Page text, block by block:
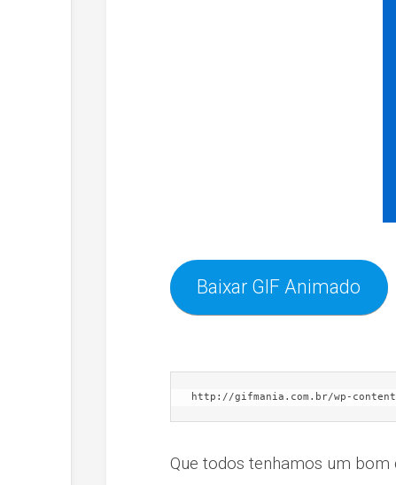
Baixar GIF Animado
http://gifmania.com.br/wp-
Que todos tenhamos um bom